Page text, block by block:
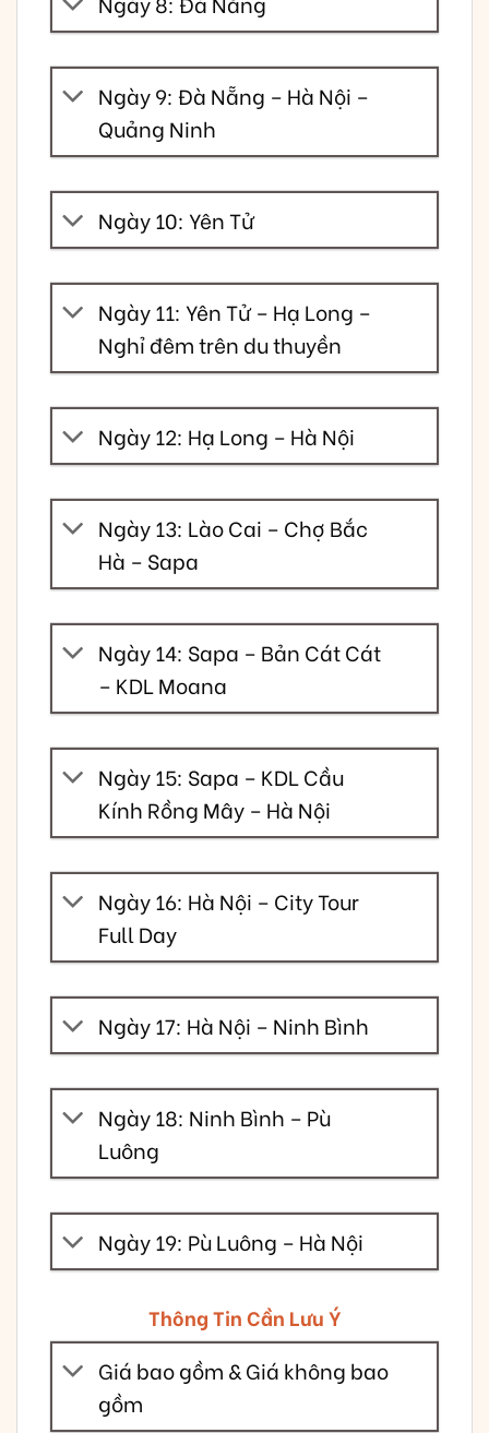
Ngày 9: Đà Nẵng – Hà Nội –
Quảng Ninh
Ngày 10: Yên Tử
Ngày 11: Yên Tử – Hạ Long –
Nghỉ đêm trên du thuyền
Ngày 12: Hạ Long – Hà Nội
Ngày 13: Lào Cai – Chợ Bắc
Hà – Sapa
Ngày 14: Sapa – Bản Cát Cát
– KDL Moana
Ngày 15: Sapa – KDL Cầu
Kính Rồng Mây – Hà Nội
Ngày 16: Hà Nội – City Tour
Full Day
Ngày 17: Hà Nội – Ninh Bình
Ngày 18: Ninh Bình – Pù
Luông
Ngày 19: Pù Luông – Hà Nội
Thông Tin Cần Lưu Ý
Giá bao gồm & Giá không bao
gồm